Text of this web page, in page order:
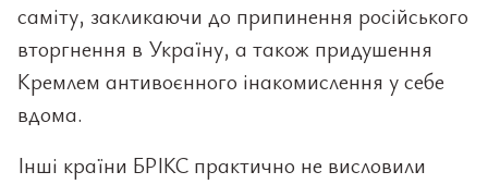
саміту, закликаючи до припинення російського
вторгнення в Україну, а також придушення
Кремлем антивоєнного інакомислення у себе
вдома.
Інші країни БРІКС практично не висловили